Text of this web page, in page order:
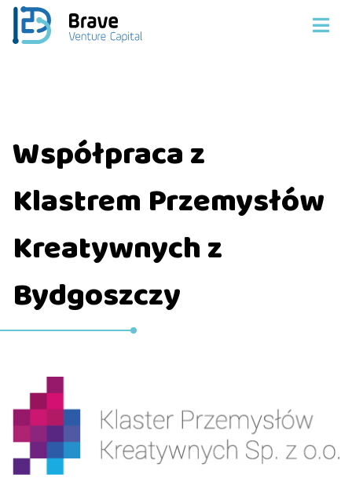
Współpraca z
Klastrem Przemysłów
Kreatywnych z
Bydgoszczy